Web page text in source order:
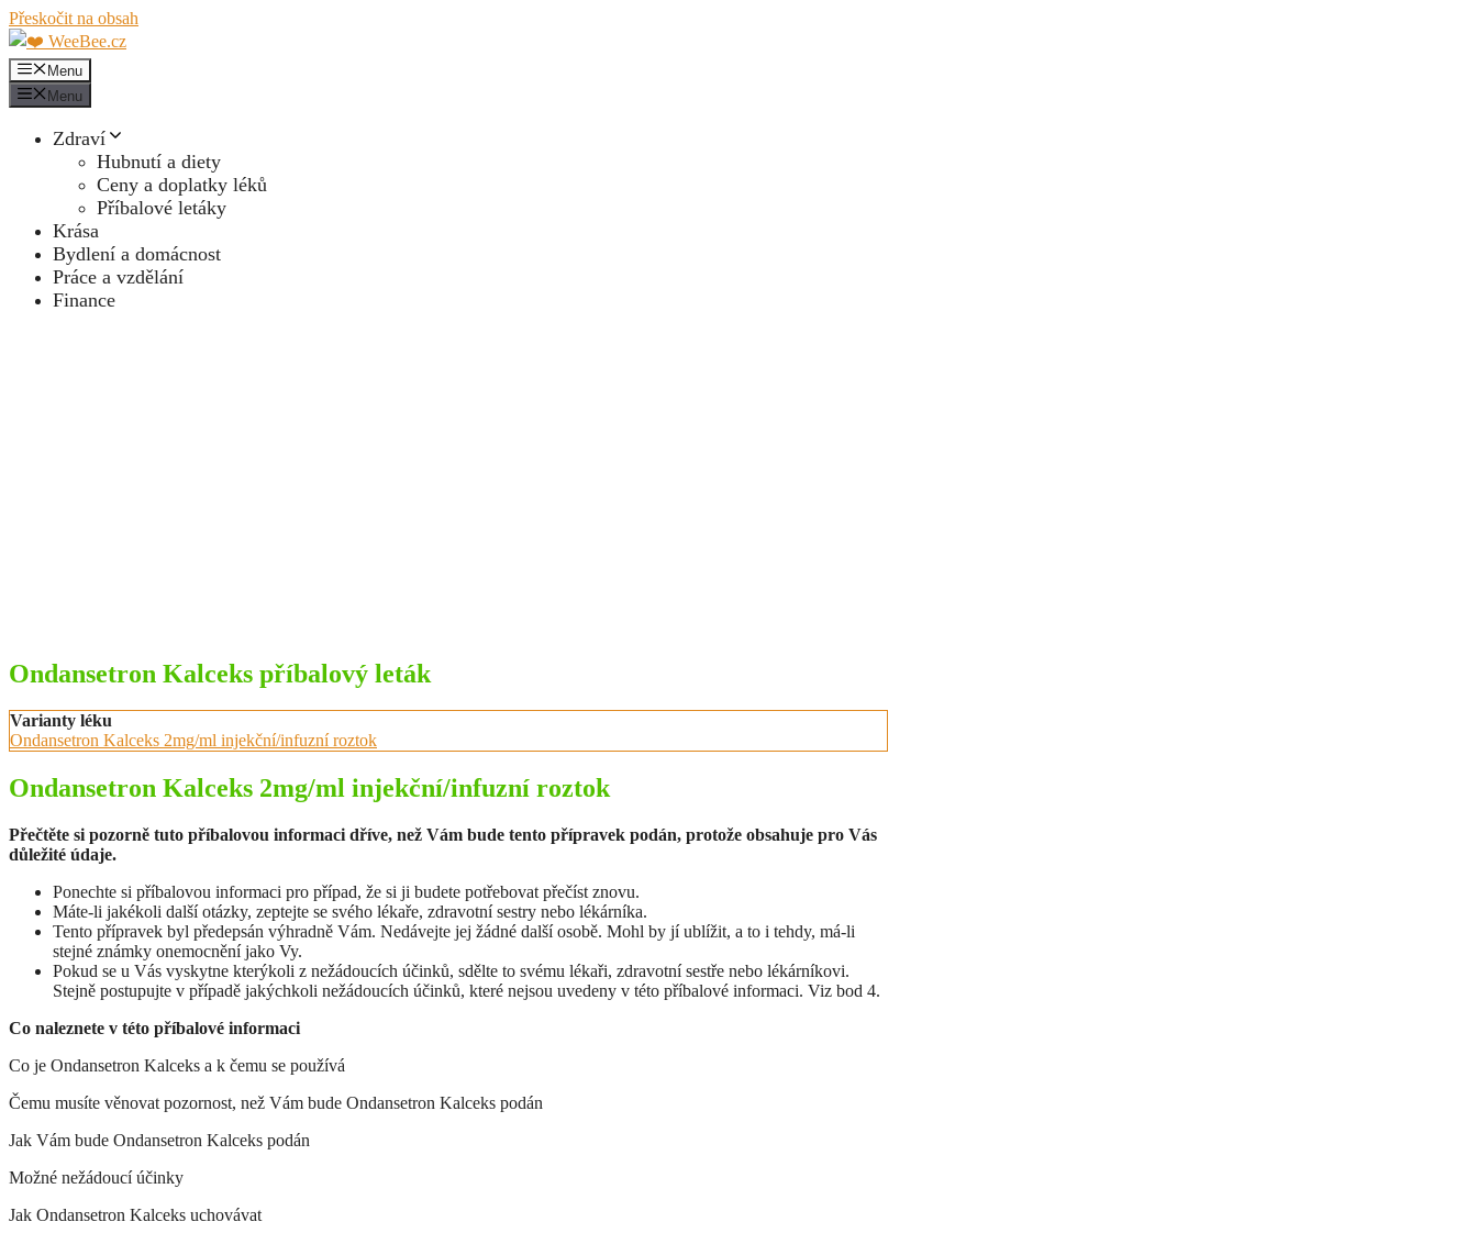
Přeskočit na obsah
Menu
Menu
Zdraví
Hubnutí a diety
Ceny a doplatky léků
Příbalové letáky
Krása
Bydlení a domácnost
Práce a vzdělání
Finance
Ondansetron Kalceks příbalový leták
Varianty léku
Ondansetron Kalceks 2mg/ml injekční/infuzní roztok
Ondansetron Kalceks 2mg/ml injekční/infuzní roztok
Přečtěte si pozorně tuto příbalovou informaci dříve, než Vám bude tento přípravek podán, protože obsahuje pro Vás
důležité údaje.
Ponechte si příbalovou informaci pro případ, že si ji budete potřebovat přečíst znovu.
Máte-li jakékoli další otázky, zeptejte se svého lékaře, zdravotní sestry nebo lékárníka.
Tento přípravek byl předepsán výhradně Vám. Nedávejte jej žádné další osobě. Mohl by jí ublížit, a to i tehdy, má-li
stejné známky onemocnění jako Vy.
Pokud se u Vás vyskytne kterýkoli z nežádoucích účinků, sdělte to svému lékaři, zdravotní sestře nebo lékárníkovi.
Stejně postupujte v případě jakýchkoli nežádoucích účinků, které nejsou uvedeny v této příbalové informaci. Viz bod 4.
Co naleznete v této příbalové informaci
Co je Ondansetron Kalceks a k čemu se používá
Čemu musíte věnovat pozornost, než Vám bude Ondansetron Kalceks podán
Jak Vám bude Ondansetron Kalceks podán
Možné nežádoucí účinky
Jak Ondansetron Kalceks uchovávat